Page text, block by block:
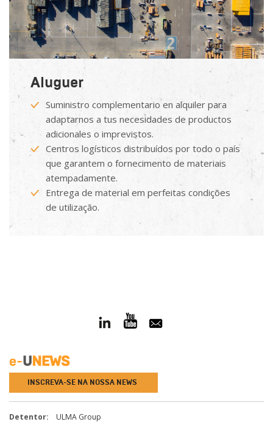
Aluguer
Suministro complementario en alquiler para
adaptarnos a tus necesidades de productos
adicionales o imprevistos.
Centros logísticos distribuídos por todo o país
que garantem o fornecimento de materiais
atempadamente.
Entrega de material em perfeitas condições
de utilização.
INSCREVA-SE NA NOSSA NEWS
Detentor: ULMA Group